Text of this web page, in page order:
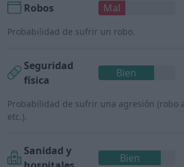
Robos Mal
Probabilidad de sufrir un robo.
Seguridad
física
Bien
Probabilidad de sufrir una agresión (robo
etc.).
Sanidad y
Bien